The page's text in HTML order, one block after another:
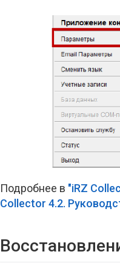
Подробнее в "iRZ
Collector 4.2.